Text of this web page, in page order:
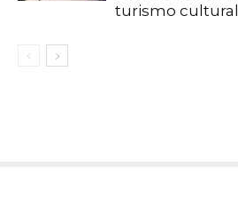
turismo cultural